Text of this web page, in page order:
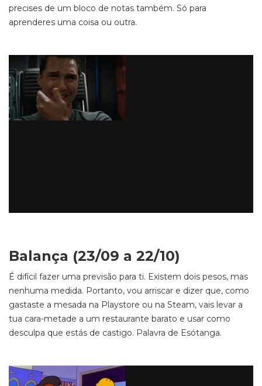
precises de um bloco de notas também. Só para
aprenderes uma coisa ou outra.
Balança (23/09 a 22/10)
É difícil fazer uma previsão para ti. Existem dois pesos, mas
nenhuma medida. Portanto, vou arriscar e dizer que, como
gastaste a mesada na Playstore ou na Steam, vais levar a
tua cara-metade a um restaurante barato e usar como
desculpa que estás de castigo. Palavra de Esótanga.